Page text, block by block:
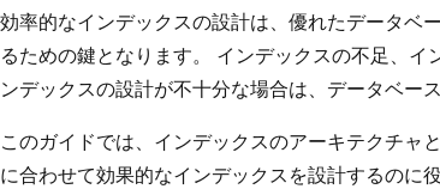
効率的なインデックスの設計は、優れたデータベ
るための鍵となります。 インデックスの不足、
ンデックスの設計が不十分な場合は、データベー
このガイドでは、インデックスのアーキテクチャ
に合わせて効果的なインデックスを設計するのに